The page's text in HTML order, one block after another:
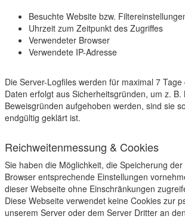
Besuchte Website bzw.
Uhrzeit zum Zeitpunkt des Zugriffes
Verwendeter Browser
Verwendete IP-Adresse
Die Server-Logfiles werden für maximal 7
Daten erfolgt aus Sicherheitsgründen, um z.
Beweisgründen aufgehoben werden, sind sie
endgültig geklärt ist.
Reichweitenmessung & Cookies
Sie haben die Möglichkeit, die Speicherung
Browser entsprechende Einstellungen
dieser Webseite ohne Einschränkungen
Diese Webseite verwendet keine Cookies zur
unserem Server oder dem Server Dritter an